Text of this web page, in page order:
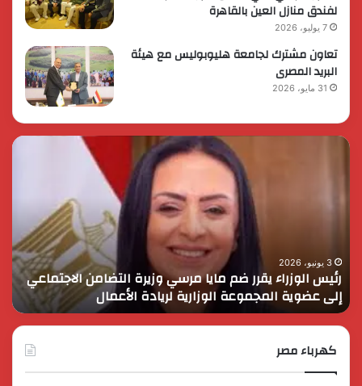
لفندق منازل العين بالقاهرة
7 يوليو، 2026
تعاون مشترك لجامعة هليوبوليس مع هيئة
البريد المصرى
31 مايو، 2026
رئيس
التضامن
الاجتماعي
إلى
عضوية
المجموعة
الوزارية
3 يونيو، 2026
رئيس الوزراء يقرر ضم مايا مرسي وزيرة التضامن الاجتماعي
إلى عضوية المجموعة الوزارية لريادة الأعمال
في
كهرباء مصر